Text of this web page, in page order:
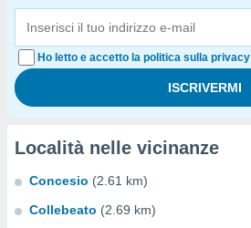
Ho letto e accetto la politica sulla privacy
Località nelle vicinanze
Concesio (2.61 km)
Collebeato (2.69 km)